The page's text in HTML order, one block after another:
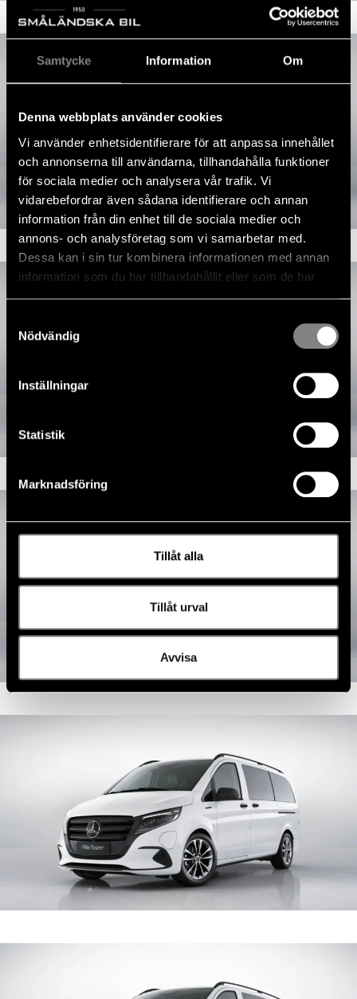
Samtycke Information Om
Denna webbplats använder cookies
Vi använder enhetsidentifierare för att anpassa innehållet
och annonserna till användarna, tillhandahålla funktioner
för sociala medier och analysera vår trafik. Vi
vidarebefordrar även sådana identifierare och annan
information från din enhet till de sociala medier och
annons- och analysföretag som vi samarbetar med.
Dessa kan i sin tur kombinera informationen med annan
information som du har tillhandahållit eller som de har
samlat in när du har använt deras tjänster.
Nödvändig
Inställningar
Statistik
Marknadsföring
Tillåt alla
Tillåt urval
Avvisa